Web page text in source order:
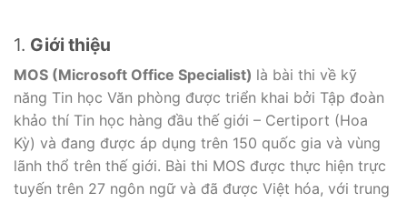
1. Giới thiệu
MOS (Microsoft Office Specialist) là bài thi về kỹ
năng Tin học Văn phòng được triển khai bởi Tập đoàn
khảo thí Tin học hàng đầu thế giới – Certiport (Hoa
Kỳ) và đang được áp dụng trên 150 quốc gia và vùng
lãnh thổ trên thế giới. Bài thi MOS được thực hiện trực
tuyến trên 27 ngôn ngữ và đã được Việt hóa, với trung